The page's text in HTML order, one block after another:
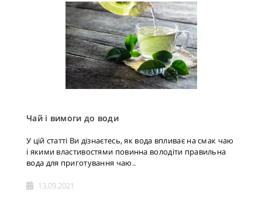
Чай і вимоги до води
У цій статті Ви дізнаєтесь, як вода впливає на смак чаю
і якими властивостями повинна володіти правильна
вода для приготування чаю..
13.09.2021